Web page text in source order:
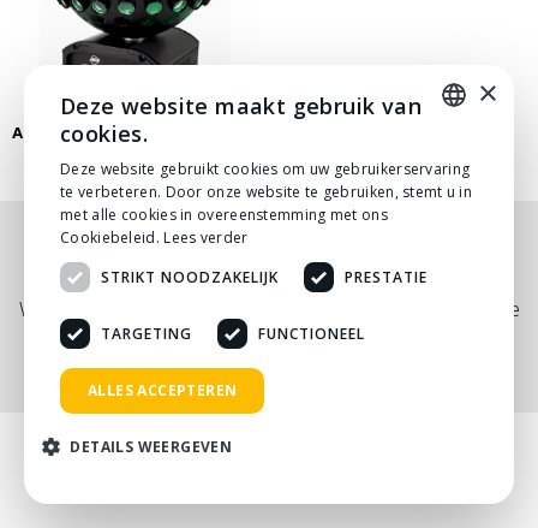
ADJ STARBURST LED EFFECT
Nog niet helemaal gevonden wat je zocht? Bekijk
onzePDF prijslijst, of neem contactmet ons op.
Wij adviseren je graag via telefoon, mail of tijdens een kopje
koffie!
DUTCH
×
Deze website maakt gebruik van
cookies.
Deze website gebruikt cookies om uw gebruikerservaring
te verbeteren. Door onze website te gebruiken, stemt u in
met alle cookies in overeenstemming met ons
Cookiebeleid. Lees verder
STRIKT NOODZAKELIJK
PRESTATIE
TARGETING FUNCTIONEEL
ALLES ACCEPTEREN
DETAILS WEERGEVEN